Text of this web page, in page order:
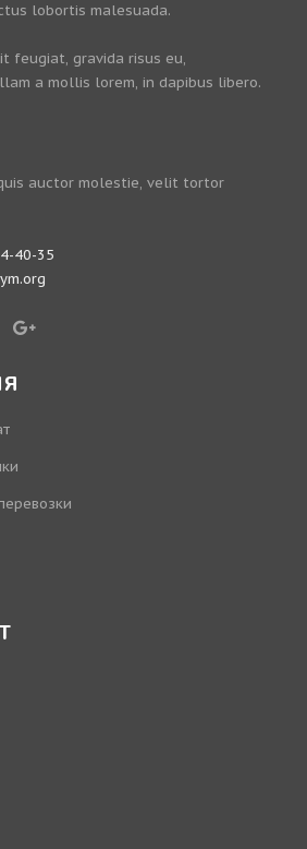
lobortis malesuada.
feugiat, gravida risus eu,
a mollis lorem, in dapibus libero.
auctor molestie, velit tortor
40-35